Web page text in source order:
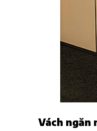
Vách ngăn